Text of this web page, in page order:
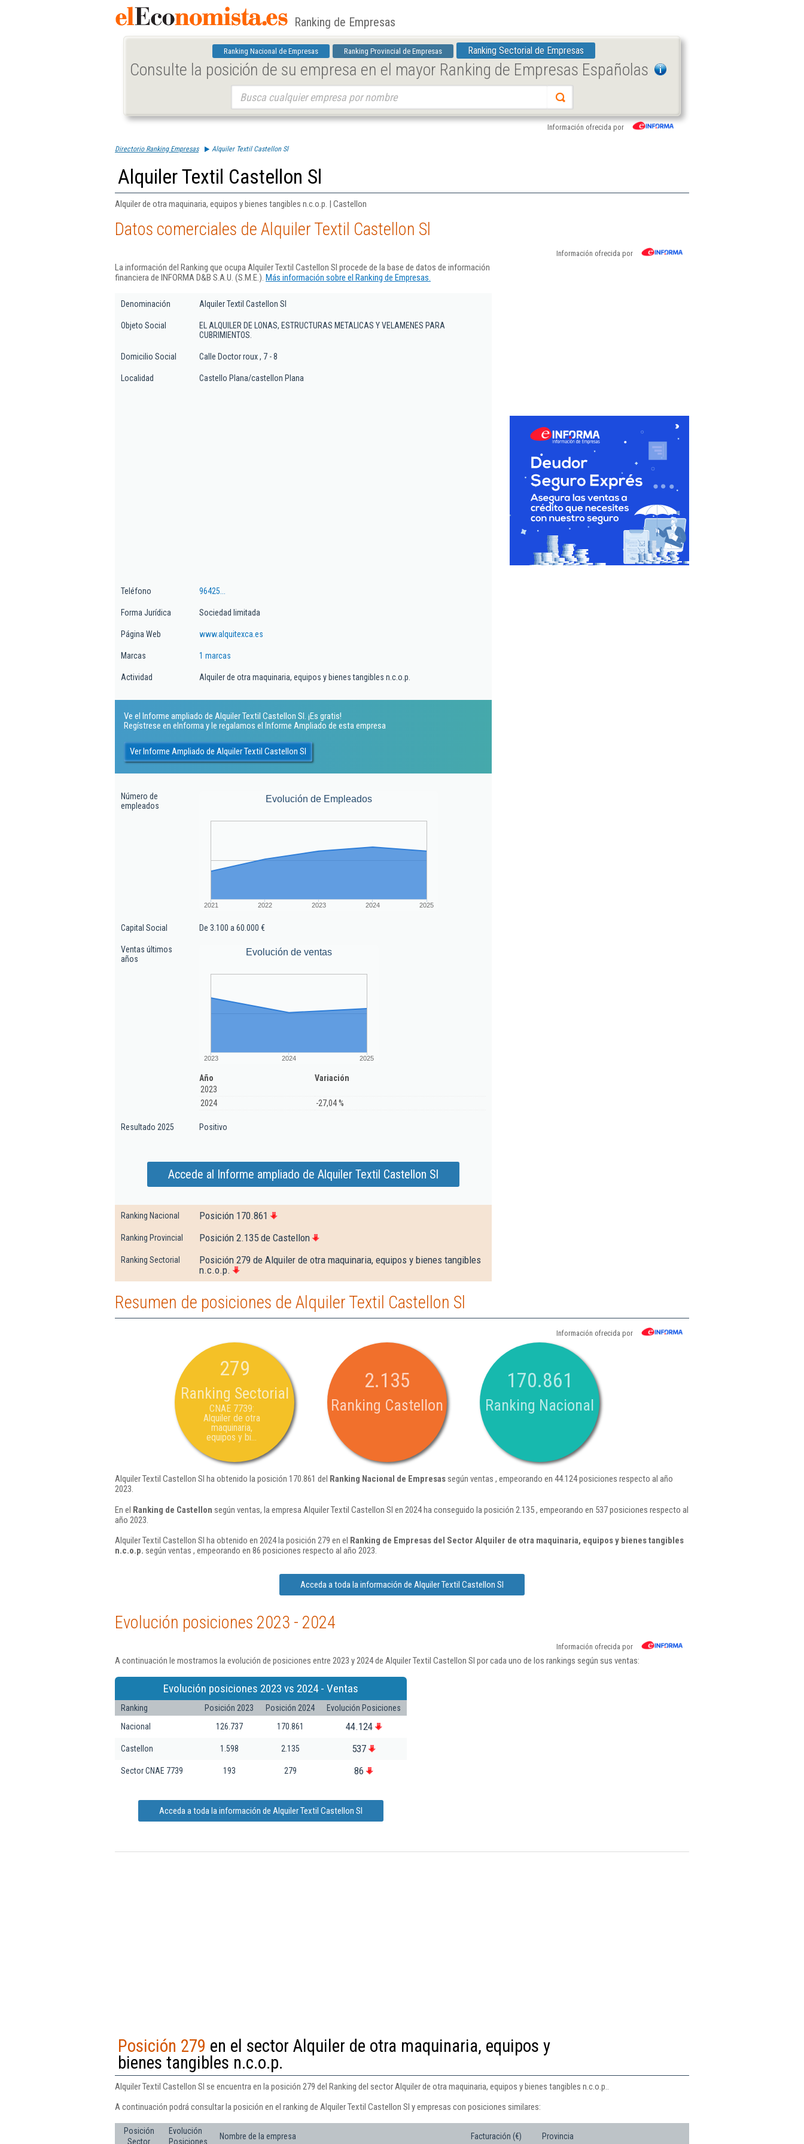
Ranking de Empresas
Ranking Nacional de Empresas Ranking Provincial de Empresas Ranking Sectorial de Empresas
Consulte la posición de su empresa en el mayor Ranking de Empresas Españolas
Información ofrecida por
Directorio Ranking Empresas Alquiler Textil Castellon Sl
Alquiler Textil Castellon Sl
Alquiler de otra maquinaria, equipos y bienes tangibles n.c.o.p. | Castellon
Datos comerciales de Alquiler Textil Castellon Sl
Información ofrecida por
La información del Ranking que ocupa Alquiler Textil Castellon Sl procede de la base de datos de información
financiera de INFORMA D&B S.A.U. (S.M.E.). Más información sobre el Ranking de Empresas.
Denominación Alquiler Textil Castellon Sl
Objeto Social
EL ALQUILER DE LONAS, ESTRUCTURAS METALICAS Y VELAMENES PARA
CUBRIMIENTOS.
Domicilio Social Calle Doctor roux , 7 - 8
Localidad Castello Plana/castellon Plana
Teléfono 96425...
Forma Jurídica Sociedad limitada
Página Web www.alquitexca.es
Marcas 1 marcas
Actividad Alquiler de otra maquinaria, equipos y bienes tangibles n.c.o.p.
Ve el Informe ampliado de Alquiler Textil Castellon Sl. ¡Es gratis!
Regístrese en eInforma y le regalamos el Informe Ampliado de esta empresa
Ver Informe Ampliado de Alquiler Textil Castellon Sl
Número de
empleados
Evolución de Empleados
2021 2022 2023 2024 2025
Capital Social De 3.100 a 60.000 €
Ventas últimos
años
Evolución de ventas
2023 2024 2025
Año
Variación
2023
2024
-27,04 %
Resultado 2025 Positivo
Accede al Informe ampliado de Alquiler Textil Castellon Sl
Ranking Nacional Posición 170.861
Ranking Provincial Posición 2.135 de Castellon
Ranking Sectorial
Posición 279 de Alquiler de otra maquinaria, equipos y bienes tangibles
n.c.o.p.
Resumen de posiciones de Alquiler Textil Castellon Sl
Información ofrecida por
279
Ranking Sectorial
CNAE 7739:
Alquiler de otra
maquinaria,
equipos y bi...
2.135
Ranking Castellon
170.861
Ranking Nacional
Alquiler Textil Castellon Sl ha obtenido la posición 170.861 del Ranking Nacional de Empresassegún ventas , empeorando en 44.124 posiciones respecto al año
2023.
En el Ranking de Castellon según ventas, la empresa Alquiler Textil Castellon Sl en 2024 ha conseguido la posición 2.135 , empeorando en 537 posiciones respecto al
año 2023.
Alquiler Textil Castellon Sl ha obtenido en 2024 la posición 279 en el Ranking de Empresas del Sector Alquiler de otra maquinaria, equipos y bienes tangibles
n.c.o.p. según ventas , empeorando en 86 posiciones respecto al año 2023.
Acceda a toda la información de Alquiler Textil Castellon Sl
Evolución posiciones 2023 - 2024
Información ofrecida por
A continuación le mostramos la evolución de posiciones entre 2023 y 2024 de Alquiler Textil Castellon Sl por cada uno de los rankings según sus ventas:
Evolución posiciones 2023 vs 2024 - Ventas
Ranking Posición 2023 Posición 2024
Evolución Posiciones
Nacional
126.737 170.861 44.124
Castellon 1.598 2.135 537
Sector CNAE 7739 193 279 86
Acceda a toda la información de Alquiler Textil Castellon Sl
Posición 279 en el sector Alquiler de otra maquinaria, equipos y
bienes tangibles n.c.o.p.
Alquiler Textil Castellon Sl se encuentra en la posición 279 del Ranking del sector Alquiler de otra maquinaria, equipos y bienes tangibles n.c.o.p..
A continuación podrá consultar la posición en el ranking de Alquiler Textil Castellon Sl y empresas con posiciones similares:
Posición
Sector
Evolución
Posiciones
Nombre de la empresa Facturación (€) Provincia